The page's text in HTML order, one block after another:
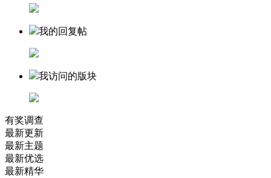
我的回复帖
我访问的版块
有奖调查
最新更新
最新主题
最新优选
最新精华